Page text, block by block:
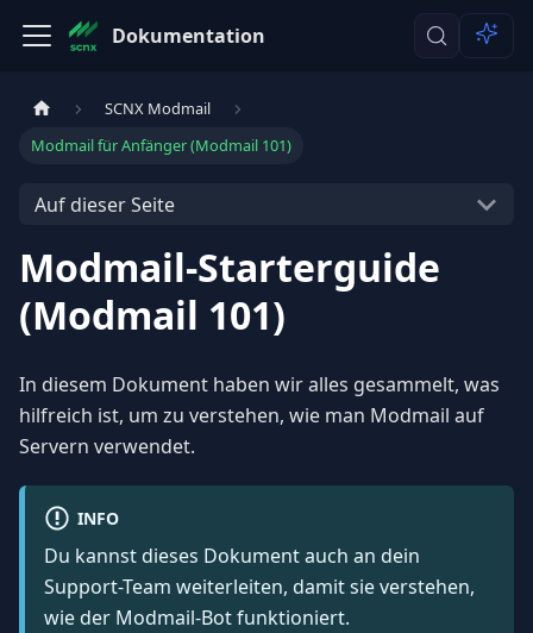
Dokumentation
SCNX Modmail
Modmail für Anfänger (Modmail 101)
Auf dieser Seite
Modmail-Starterguide
(Modmail 101)
In diesem Dokument haben wir alles gesammelt, was
hilfreich ist, um zu verstehen, wie man Modmail auf
Servern verwendet.
INFO
Du kannst dieses Dokument auch an dein
Support-Team weiterleiten, damit sie verstehen,
wie der Modmail-Bot funktioniert.